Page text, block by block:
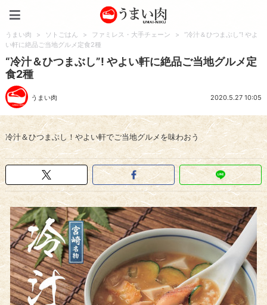
うまい肉 > ソトごはん > ファミレス・大手チェーン >
“冷汁＆ひつまぶし”! やよ
い軒に絶品ご当地グルメ定食2種
“冷汁＆ひつまぶし”! やよい軒に絶品ご当地グルメ定
食2種
うまい肉 2020.5.27 10:05
冷汁＆ひつまぶし！やよい軒でご当地グルメを味わおう